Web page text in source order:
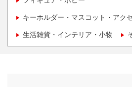
キーホルダー・マスコット・アク
生活雑貨・インテリア・小物